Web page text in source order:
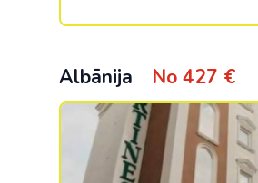
Albānija No 427 €